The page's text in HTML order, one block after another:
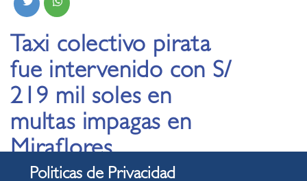
Taxi colectivo pirata
fue intervenido con S/
219 mil soles en
multas impagas en
Miraflores